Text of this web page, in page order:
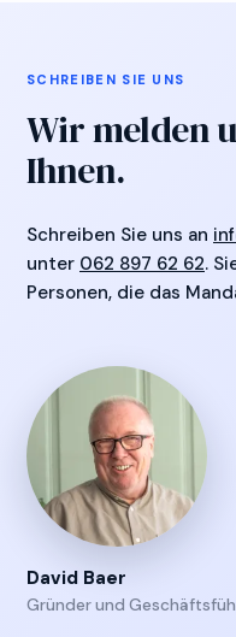
SCHREIBEN SIE UNS
Wir melden
Ihnen.
Schreiben Sie uns an
unter 062 897 62 62.
Personen, die das
David Baer
Gründer und